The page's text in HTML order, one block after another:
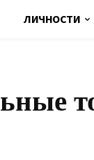
ЛИЧНОСТИ